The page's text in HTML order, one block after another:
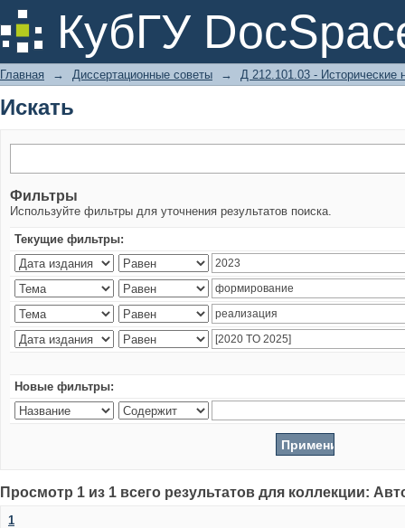
КубГУ
Искать
Главная → Диссертационные советы → Д 212.101.03 - Исторические
Искать
Фильтры
Используйте фильтры для уточнения результатов поиска.
Текущие фильтры:
Новые фильтры:
Просмотр 1 из 1 всего результатов для коллекции:
1